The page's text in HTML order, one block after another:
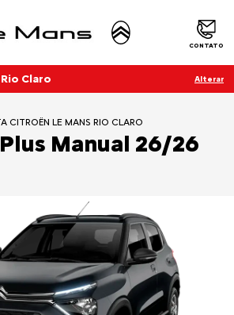
CONTATO
Claro Alterar
CITROËN LE MANS RIO CLARO
Manual 26/26